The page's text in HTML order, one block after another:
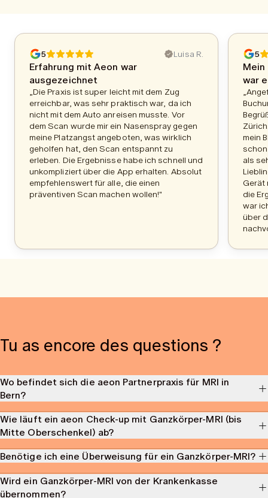
5 Luisa R.
Erfahrung mit Aeon war
ausgezeichnet
„Die Praxis ist super leicht mit dem Zug
erreichbar, was sehr praktisch war, da ich
nicht mit dem Auto anreisen musste. Vor
dem Scan wurde mir ein Nasenspray gegen
meine Platzangst angeboten, was wirklich
geholfen hat, den Scan entspannt zu
erleben. Die Ergebnisse habe ich schnell und
unkompliziert über die App erhalten. Absolut
empfehlenswert für alle, die einen
präventiven Scan machen wollen!"
5
Mein
war
mein
als
Gerät
die
war
über
Tu as encore des questions ?
Wo befindet sich die aeon Partnerpraxis für MRI in
Bern?
UnserePartnerpraxis für MRI in Bernliegt in derMarktgasse 6/8,
3011 Bern, direkt in der Altstadt.
Wie läuft ein aeon Check-up mit Ganzkörper-MRI (bis
Mitte Oberschenkel) ab?
EinMRI bei aeonverläuft strahlungsfrei, ohne Kontrastmittel und
dauert etwa50 Minuten. Der Scan erfasst den gesamten Körper bis
zur Mitte des Oberschenkels, also Kopf, Gehirn, innere Organe,
Wirbelsäule und Gefäße.
Benötige ich eine Überweisung für ein Ganzkörper-MRI?
Nein, für einGanzkörper-MRI bei aeonbenötigst du keine
Überweisung.
Wird ein Ganzkörper-MRI von der Krankenkasse
übernommen?